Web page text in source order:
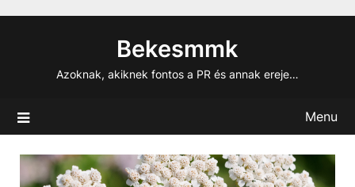
Bekesmmk
Azoknak, akiknek fontos a PR és annak ereje…
Menu